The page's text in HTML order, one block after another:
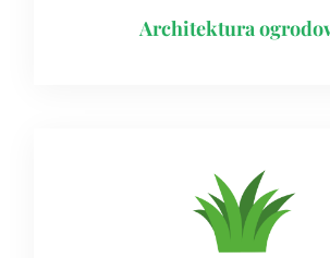
Architektura